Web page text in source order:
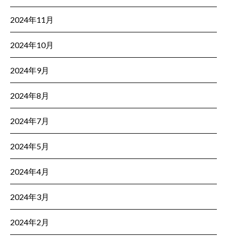
2024年11月
2024年10月
2024年9月
2024年8月
2024年7月
2024年5月
2024年4月
2024年3月
2024年2月